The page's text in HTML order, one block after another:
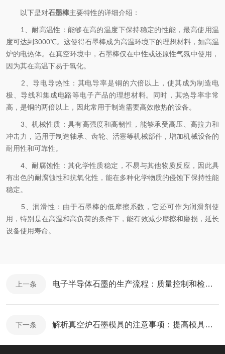
以下是对石墨棒主要特性的详细介绍：
1、耐高温性：能够在高的温度下保持稳定的性能，最高使用温
度可达到3000℃。这使得石墨棒成为高温环境下的理想材料，如高温
炉的电热体。在真空环境中，石墨棒仅在中性或还原性气氛中使用，
因为其在高温下易于氧化。
2、导电导热性：其电导率是铜的六倍以上，使其成为制造电
极、导线和集成电路等电子产品的理想材料。同时，其热导率非常
高，是铜的两倍以上，因此常用于制造需要高效散热的设备。
3、机械性质：具有高强度和高韧性，能够承受高压、高拉力和
冲击力，适用于制造轴承、齿轮、活塞等机械部件，增加机械设备的
耐用性和可靠性。
4、耐腐蚀性：其化学性质稳定，不易与其他物质反应，因此具
有出色的耐腐蚀性和抗氧化性，能在多种化学物质的侵蚀下保持性能
稳定。
5、润滑性：由于石墨棒的低摩擦系数，它还可作为润滑剂使
用，特别是在高温和高负荷的条件下，能有效减少摩擦和磨损，延长
设备使用寿命。
上一条 电子半导体石墨的生产流程：质量控制和检测的关键性
下一条 解析真空炉石墨模具的注意事项：提高模具寿命的秘诀